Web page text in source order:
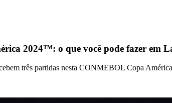
2024™: o que você pode fazer em
três partidas nesta CONMEBOL Copa